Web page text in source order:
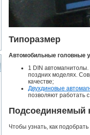
Типоразмер
Автомобильные головные
1 DIN
поздних моделях.
качестве;
Двухдиновые
позволяют работать
Подсоединяемый
Чтобы узнать, как